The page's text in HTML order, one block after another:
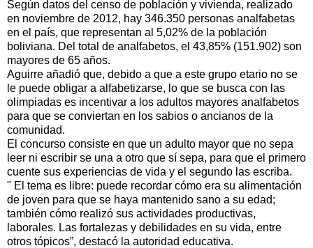
Según datos del censo de población y vivienda, realizado
en noviembre de 2012, hay 346.350 personas analfabetas
en el país, que representan al 5,02% de la población
boliviana. Del total de analfabetos, el 43,85% (151.902) son
mayores de 65 años.
Aguirre añadió que, debido a que a este grupo etario no se
le puede obligar a alfabetizarse, lo que se busca con las
olimpiadas es incentivar a los adultos mayores analfabetos
para que se conviertan en los sabios o ancianos de la
comunidad.
El concurso consiste en que un adulto mayor que no sepa
leer ni escribir se una a otro que sí sepa, para que el primero
cuente sus experiencias de vida y el segundo las escriba.
" El tema es libre: puede recordar cómo era su alimentación
de joven para que se haya mantenido sano a su edad;
también cómo realizó sus actividades productivas,
laborales. Las fortalezas y debilidades en su vida, entre
otros tópicos”, destacó la autoridad educativa.